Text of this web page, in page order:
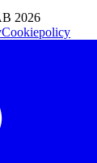
2026
Cookiepolicy